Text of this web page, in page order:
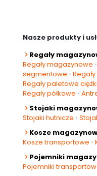
Nasze produkty i
Regały
Regały magazynowe •
segmentowe •
Regały paletowe
Regały półkowe •
Stojaki
Stojaki hutnicze •
Kosze
Kosze transportowe •
Pojemniki
Pojemniki